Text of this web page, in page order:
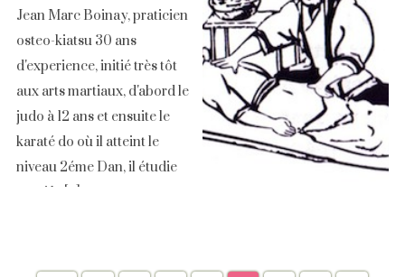
Jean Marc Boinay, praticien
osteo-kiatsu 30 ans
d'experience, initié très tôt
aux arts martiaux, d'abord le
judo à 12 ans et ensuite le
karaté do où il atteint le
niveau 2éme Dan, il étudie
aussi la [...]